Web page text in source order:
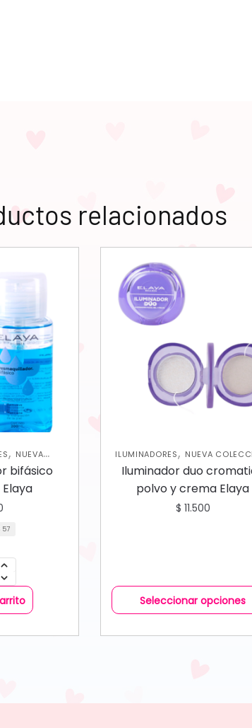
relacionados
, NUEVA
ROSTRO,SKIN
bifásico
57
ILUMINADORES, NUEVA
ROSTRO
Iluminador duo
polvo y crema Elaya
$ 11.500
Seleccionar opciones